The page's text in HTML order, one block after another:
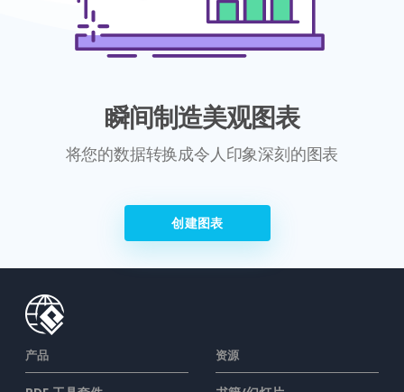
瞬间制造美观图表
将您的数据转换成令人印象深刻的图表
创建图表
产品 资源